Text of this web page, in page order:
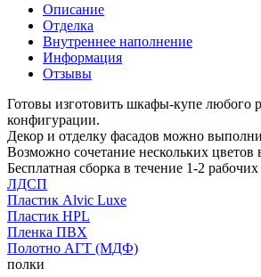
Описание
Отделка
Внутреннее наполнение
Информация
Отзывы
Готовы изготовить шкафы-купе любого
конфигурации.
Декор и отделку фасадов можно
Возможно сочетание нескольких цветов
Бесплатная сборка в течение 1-2
ЛДСП
Пластик Alvic Luxe
Пластик HPL
Пленка ПВХ
Полотно АГТ (МДФ)
полки